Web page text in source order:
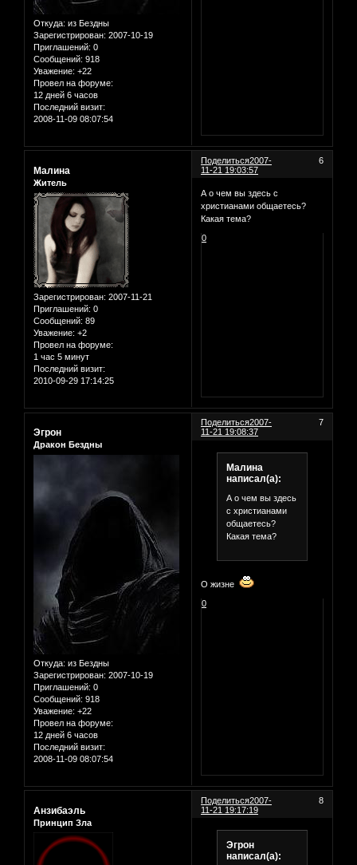
Откуда: из Бездны
Зарегистрирован: 2007-10-19
Приглашений: 0
Сообщений: 918
Уважение: +22
Провел на форуме:
12 дней 6 часов
Последний визит:
2008-11-09 08:07:54
Поделиться 6
2007-
11-21 19:03:57
Малина
Житель
Зарегистрирован: 2007-11-21
Приглашений: 0
Сообщений: 89
Уважение: +2
Провел на форуме:
1 час 5 минут
Последний визит:
2010-09-29 17:14:25
А о чем вы здесь с
христианами общаетесь?
Какая тема?
0
Поделиться 7
2007-
11-21 19:08:37
Эгрон
Дракон Бездны
Откуда: из Бездны
Зарегистрирован: 2007-10-19
Приглашений: 0
Сообщений: 918
Уважение: +22
Провел на форуме:
12 дней 6 часов
Последний визит:
2008-11-09 08:07:54
Малина
написал(а):
А о чем вы здесь
с христианами
общаетесь?
Какая тема?
О жизне
0
Поделиться 8
2007-
11-21 19:17:19
Анзибаэль
Принцип Зла
Эгрон
написал(а):